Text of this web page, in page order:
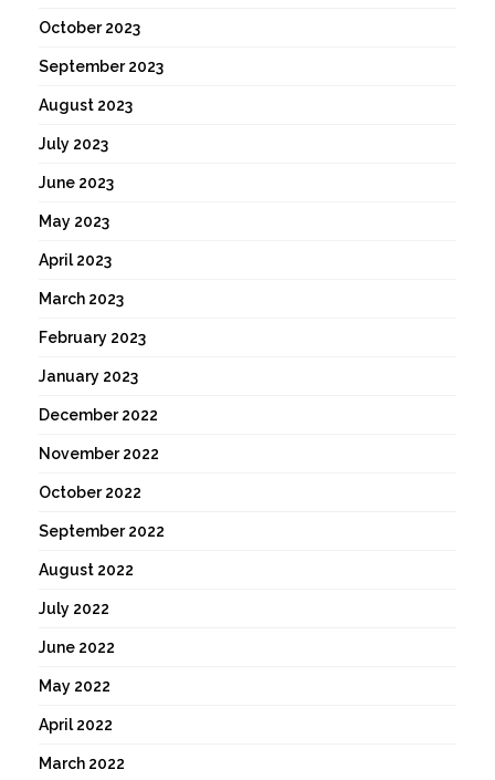
October 2023
September 2023
August 2023
July 2023
June 2023
May 2023
April 2023
March 2023
February 2023
January 2023
December 2022
November 2022
October 2022
September 2022
August 2022
July 2022
June 2022
May 2022
April 2022
March 2022